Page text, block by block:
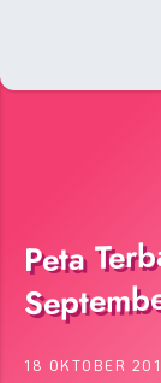
Peta
18 OKTOBER